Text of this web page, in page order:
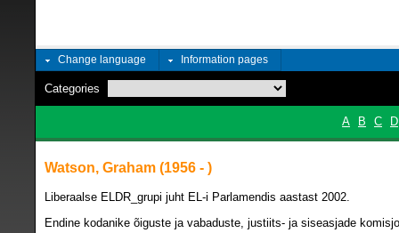
Change language Information pages
Categories
A B C D
Watson, Graham (1956 - )
Liberaalse ELDR_grupi juht EL-i Parlamendis aastast 2002.
Endine kodanike õiguste ja vabaduste, justiits- ja siseasjade